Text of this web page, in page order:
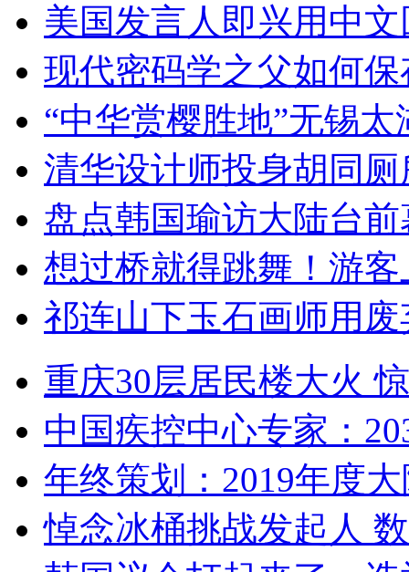
美国发言人即兴用中
现代密码学之父如何
“中华赏樱胜地”无锡
清华设计师投身胡同
盘点韩国瑜访大陆台
想过桥就得跳舞！游客
祁连山下玉石画师用
重庆30层居民楼大火
中国疾控中心专家：
年终策划：2019年度
悼念冰桶挑战发起人